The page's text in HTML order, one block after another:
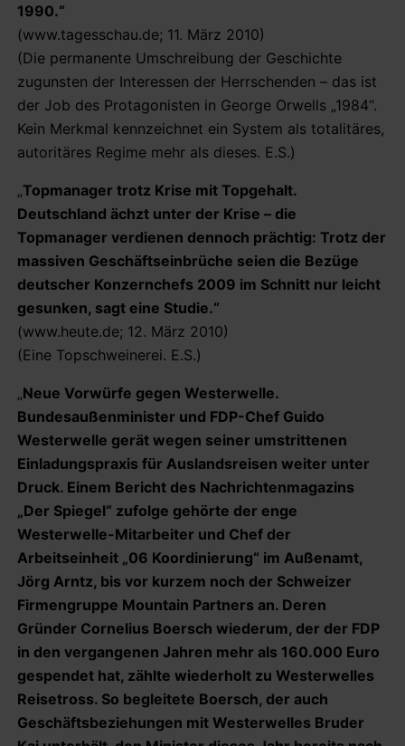
1990.“
(www.tagesschau.de; 11. März 2010)
(Die permanente Umschreibung der Geschichte
zugunsten der Interessen der Herrschenden – das ist
der Job des Protagonisten in George Orwells „1984“.
Kein Merkmal kennzeichnet ein System als totalitäres,
autoritäres Regime mehr als dieses. E.S.)
„Topmanager trotz Krise mit Topgehalt.
Deutschland ächzt unter der Krise – die
Topmanager verdienen dennoch prächtig: Trotz der
massiven Geschäftseinbrüche seien die Bezüge
deutscher Konzernchefs 2009 im Schnitt nur leicht
gesunken, sagt eine Studie.“
(www.heute.de; 12. März 2010)
(Eine Topschweinerei. E.S.)
„Neue Vorwürfe gegen Westerwelle.
Bundesaußenminister und FDP-Chef Guido
Westerwelle gerät wegen seiner umstrittenen
Einladungspraxis für Auslandsreisen weiter unter
Druck. Einem Bericht des Nachrichtenmagazins
„Der Spiegel“ zufolge gehörte der enge
Westerwelle-Mitarbeiter und Chef der
Arbeitseinheit „06 Koordinierung“ im Außenamt,
Jörg Arntz, bis vor kurzem noch der Schweizer
Firmengruppe Mountain Partners an. Deren
Gründer Cornelius Boersch wiederum, der der FDP
in den vergangenen Jahren mehr als 160.000 Euro
gespendet hat, zählte wiederholt zu Westerwelles
Reisetross. So begleitete Boersch, der auch
Geschäftsbeziehungen mit Westerwelles Bruder